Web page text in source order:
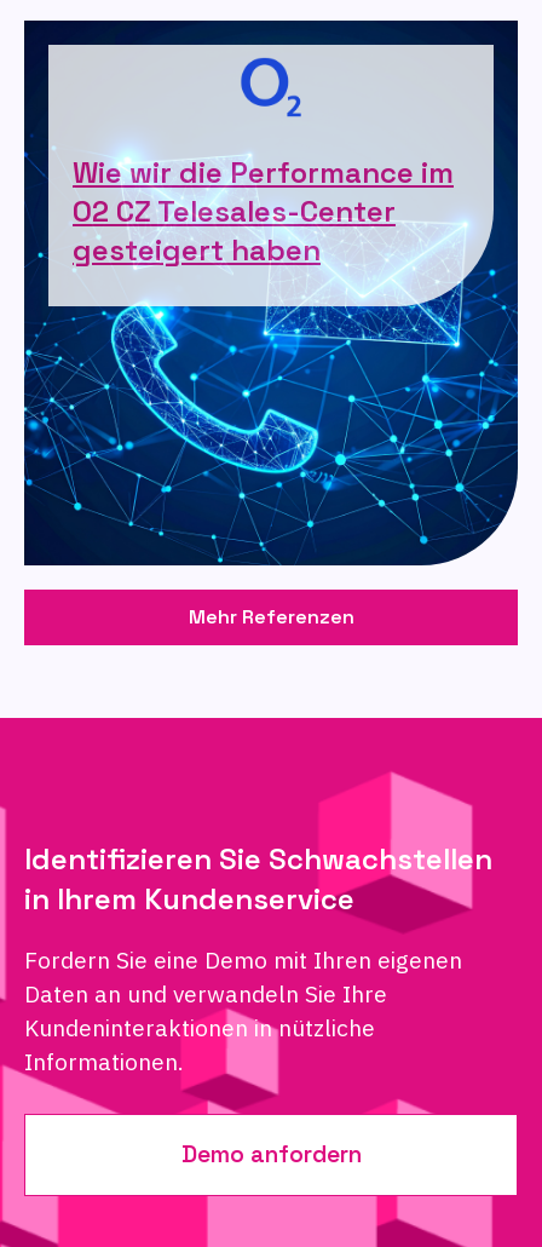
Wie wir die Performance im
O2 CZ Telesales-Center
gesteigert haben
Mehr Referenzen
Identifizieren Sie Schwachstellen
in Ihrem Kundenservice
Fordern Sie eine Demo mit Ihren eigenen
Daten an und verwandeln Sie Ihre
Kundeninteraktionen in nützliche
Informationen.
Demo anfordern